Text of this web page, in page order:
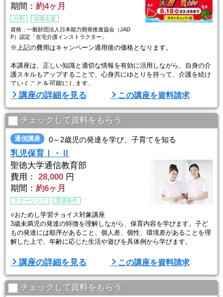
期間： 約4ヶ月
分割
就職支援
資格：一般財団法人日本能力開発推進協会（JAD
P）認定「在宅介護インストラクター」
※上記の費用はキャンペーン適用後の価格となります。
本講座は、正しい知識と適切な情報を有効に活用しながら、自身の介
護スキルもアップすることで、心身共にゆとりを持って、介護を続け
ていくことを可能にします。
ムリをせず、自分が楽になることも考えながら、介護を続けていくノ
ウハウや、正しい介助技術が短期間で身につきます。
≪身体への負担が少ない介護術≫
≪介護ストレスの解消方法≫
≪仕事と両立させるノウハウ≫
≪合理的・効率的な介助スキル≫
【長年在宅介護のサポートに従事してきた医師が監修・ ...
講座の詳細を見る この講座を資料請求
チェックして資料をもらう
通信講座 0～2歳児の発達を学び、子育てを知る
乳児保育Ⅰ・Ⅱ
聖徳大学通信教育部
費用：
28,000 円
期間： 約6ヶ月
スクーリング 受講条件
○おためし学習チョイス対象講座
3歳未満児の発達の特徴を理解しながら、保育内容を学びます。子ど
もの発達には順序があること、個人差、個性、環境差があることを理
解した上で、年齢に応じた生活や遊びを具体例から学びます。
大学の人気科目を自宅学習＋スクーリングで学べて、大学・短大の単
位も修得可能。基礎レベルから学習がスタートするので、保育につい
て初めて学ぶ方でも安心です。
講座の詳細を見る この講座を資料請求
チェックして資料をもらう